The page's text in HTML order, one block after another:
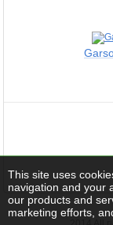
This site uses
navigation and your
our products and
marketing efforts,